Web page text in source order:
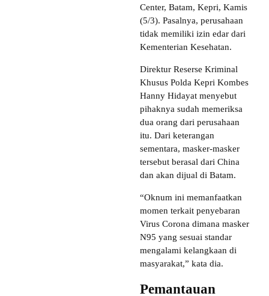
Center, Batam, Kepri, Kamis
(5/3). Pasalnya, perusahaan
tidak memiliki izin edar dari
Kementerian Kesehatan.
Direktur Reserse Kriminal
Khusus Polda Kepri Kombes
Hanny Hidayat menyebut
pihaknya sudah memeriksa
dua orang dari perusahaan
itu. Dari keterangan
sementara, masker-masker
tersebut berasal dari China
dan akan dijual di Batam.
“Oknum ini memanfaatkan
momen terkait penyebaran
Virus Corona dimana masker
N95 yang sesuai standar
mengalami kelangkaan di
masyarakat,” kata dia.
Pemantauan